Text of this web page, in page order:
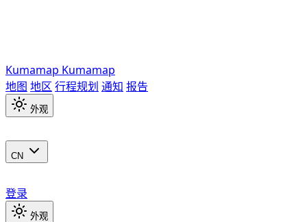
Kumamap Kumamap
地图 地区 行程规划 通知 报告
外观
CN
登录
外观